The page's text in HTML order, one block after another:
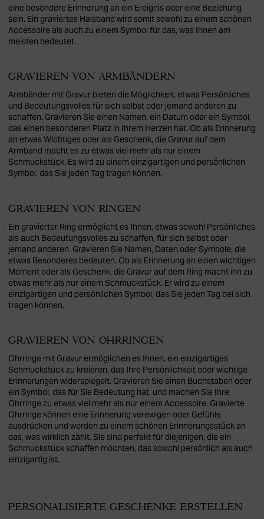
eine besondere Erinnerung an ein Ereignis oder eine Beziehung
sein. Ein graviertes Halsband wird somit sowohl zu einem schönen
Accessoire als auch zu einem Symbol für das, was Ihnen am
meisten bedeutet.
GRAVIEREN VON ARMBÄNDERN
Armbänder mit Gravur bieten die Möglichkeit, etwas Persönliches
und Bedeutungsvolles für sich selbst oder jemand anderen zu
schaffen. Gravieren Sie einen Namen, ein Datum oder ein Symbol,
das einen besonderen Platz in Ihrem Herzen hat. Ob als Erinnerung
an etwas Wichtiges oder als Geschenk, die Gravur auf dem
Armband macht es zu etwas viel mehr als nur einem
Schmuckstück. Es wird zu einem einzigartigen und persönlichen
Symbol, das Sie jeden Tag tragen können.
GRAVIEREN VON RINGEN
Ein gravierter Ring ermöglicht es Ihnen, etwas sowohl Persönliches
als auch Bedeutungsvolles zu schaffen, für sich selbst oder
jemand anderen. Gravieren Sie Namen, Daten oder Symbole, die
etwas Besonderes bedeuten. Ob als Erinnerung an einen wichtigen
Moment oder als Geschenk, die Gravur auf dem Ring macht ihn zu
etwas mehr als nur einem Schmuckstück. Er wird zu einem
einzigartigen und persönlichen Symbol, das Sie jeden Tag bei sich
tragen können.
GRAVIEREN VON OHRRINGEN
Ohrringe mit Gravur ermöglichen es Ihnen, ein einzigartiges
Schmuckstück zu kreieren, das Ihre Persönlichkeit oder wichtige
Erinnerungen widerspiegelt. Gravieren Sie einen Buchstaben oder
ein Symbol, das für Sie Bedeutung hat, und machen Sie Ihre
Ohrringe zu etwas viel mehr als nur einem Accessoire. Gravierte
Ohrringe können eine Erinnerung verewigen oder Gefühle
ausdrücken und werden zu einem schönen Erinnerungsstück an
das, was wirklich zählt. Sie sind perfekt für diejenigen, die ein
Schmuckstück schaffen möchten, das sowohl persönlich als auch
einzigartig ist.
PERSONALISIERTE GESCHENKE ERSTELLEN